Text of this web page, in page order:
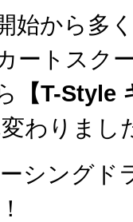
始から多
ートスク
【T-
わりまし
シングド